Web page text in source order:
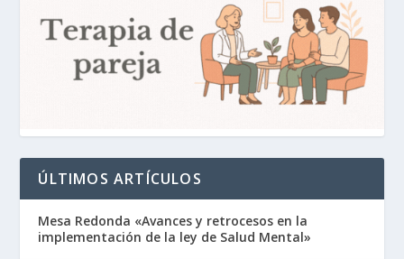
ÚLTIMOS ARTÍCULOS
Mesa Redonda «Avances y retrocesos en la
implementación de la ley de Salud Mental»